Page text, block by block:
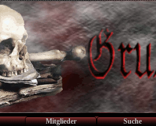
Mitglieder Suche